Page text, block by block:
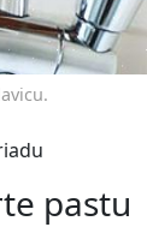
pastu